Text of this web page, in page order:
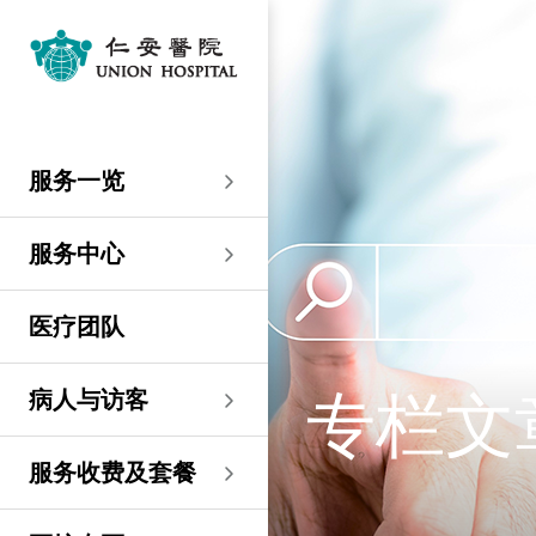
服务一览
服务一览
急症及门诊
专科服务
专科服务
妇产科／生殖医学
妇产科／生殖医学
妇产科
生殖医学科
外科
外科
乳房健康
泌尿外科
心胸肺外科
整形外科
骨科
内科
肠胃肝脏科
呼吸系统科
内分泌及糖尿科
肾科
肿瘤科
儿科
小儿外科及小儿泌尿科
过敏专科服务
其他医疗服务
其他医疗服务
健康检查
疫苗注射
物理治疗
言语治疗
服务中心
服务中心
大围仁安医院
仁安微创中心
儿科/婴儿健康中心
乳房保健及治疗中心
仁安内视镜及日间手
术中心
尖沙咀 H Zentre
尖沙咀 H Zentre
仁安肿瘤中心
仁安医疗造影体检中
心
尖沙咀美丽华广场
尖沙咀美丽华广场
仁安植发中心
仁安医院分科诊所 (尖
沙咀)
仁安医院分科诊所 (尖
仁安医院分科诊所 (尖
沙咀) 内视镜及日间治
疗中心
分科诊所
分科诊所
沙咀)
仁安医院分科诊所 (将
军澳)
仁安医院分科诊所
仁安医院分科诊所
仁安医院分科诊所
(荃湾)
医疗团队
病人与访客
病人与访客
入院准备
留院指南
部门服务时间
恶劣天气安排
病人权益
病人权益
病人与家庭委员会
意见回馈
健康资讯
健康资讯
小册子
服务收费及套餐
服务收费及套餐
医疗券计划
医护专区
费用预算
费用预算
度的先导计划
住院及手术费用预计表
服务费用预算
休假通知只适用于V-
CODE医生
护士训练学校
护士网上培训系统
(CNE)
关于仁安
仁安概览
纪念日志
医学研究
认证及奖项
仁心仁术慈善计划
资讯中心
资讯中心
新闻稿
专栏文章
小册子
感染控制
职位空缺
联络我们
位置及交通
意见回馈
其他查询
专栏文